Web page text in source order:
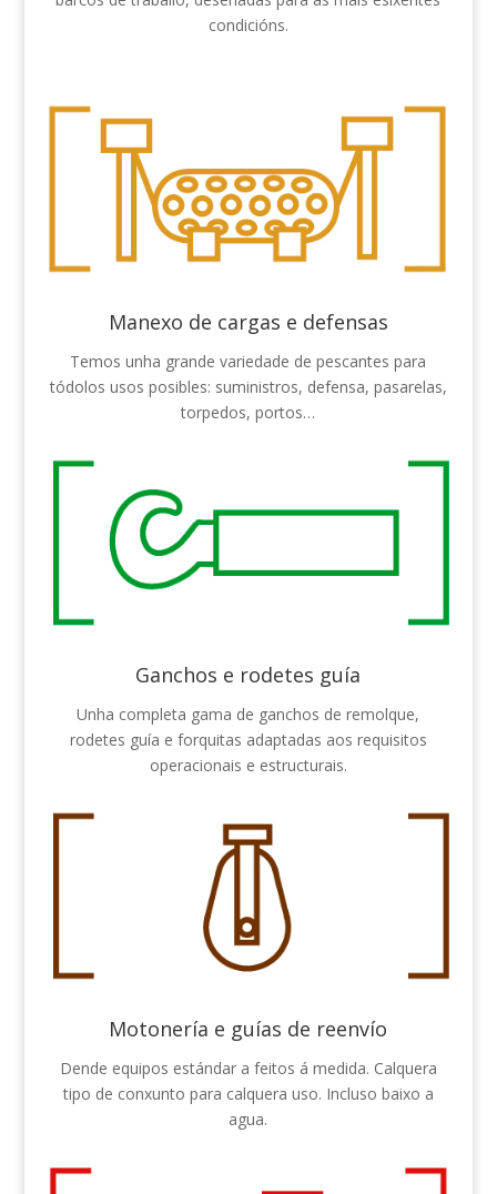
condicións.
Manexo de cargas e defensas
Temos unha grande variedade de pescantes para
tódolos usos posibles: suministros, defensa, pasarelas,
torpedos, portos…
Ganchos e rodetes guía
Unha completa gama de ganchos de remolque,
rodetes guía e forquitas adaptadas aos requisitos
operacionais e estructurais.
Motonería e guías de reenvío
Dende equipos estándar a feitos á medida. Calquera
tipo de conxunto para calquera uso. Incluso baixo a
agua.